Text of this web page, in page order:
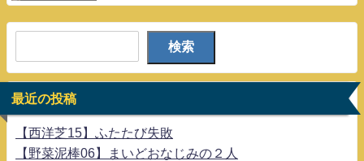
考
検索
最近の投稿
【西洋芝15】ふたたび失敗
【野菜泥棒06】まいどおなじみの２人